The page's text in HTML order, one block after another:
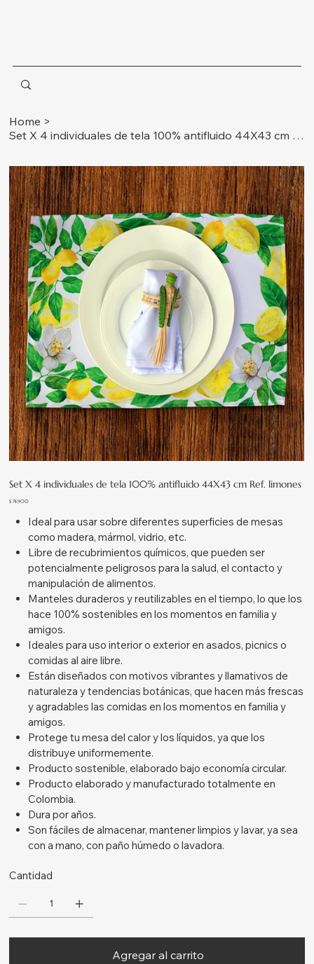
Home >
Set X 4 individuales de tela 100% antifluido 44X43 cm Ref. limones
Set X 4 individuales de tela 100% antifluido 44X43 cm Ref. limones
Precio
$ 74.900
Ideal para usar sobre diferentes superficies de mesas
como madera, mármol, vidrio, etc.
Libre de recubrimientos químicos, que pueden ser
potencialmente peligrosos para la salud, el contacto y
manipulación de alimentos.
Manteles duraderos y reutilizables en el tiempo, lo que los
hace 100% sostenibles en los momentos en familia y
amigos.
Ideales para uso interior o exterior en asados, picnics o
comidas al aire libre.
Están diseñados con motivos vibrantes y llamativos de
naturaleza y tendencias botánicas, que hacen más frescas
y agradables las comidas en los momentos en familia y
amigos.
Protege tu mesa del calor y los líquidos, ya que los
distribuye uniformemente.
Producto sostenible, elaborado bajo economía circular.
Producto elaborado y manufacturado totalmente en
Colombia.
Dura por años.
Son fáciles de almacenar, mantener limpios y lavar, ya sea
con a mano, con paño húmedo o lavadora.
Cantidad
Agregar al carrito